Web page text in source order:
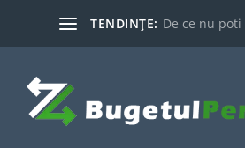
TENDINȚE: De ce nu